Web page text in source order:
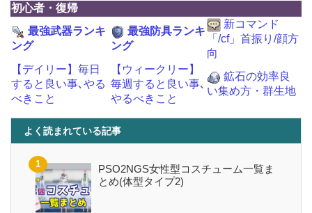
初心者・復帰
最強武器ランキ
ング
最強防具ランキ
ング
新コマンド
「/cf」首振り/顔方
向
【デイリー】毎日
すると良い事､やる
べきこと
【ウィークリー】
毎週すると良い事､
やるべきこと
鉱石の効率良
い集め方・群生地
よく読まれている記事
PSO2NGS女性型コスチューム一覧ま
とめ(体型タイプ2)